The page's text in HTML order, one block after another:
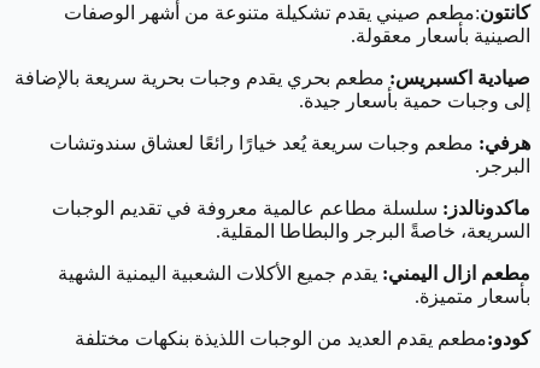
كانتون:مطعم صيني يقدم تشكيلة متنوعة من أشهر الوصفات
الصينية بأسعار معقولة.
صيادية اكسبريس: مطعم بحري يقدم وجبات بحرية سريعة بالإضافة
إلى وجبات حمية بأسعار جيدة.
هرفي: مطعم وجبات سريعة يُعد خيارًا رائعًا لعشاق سندوتشات
البرجر.
ماكدونالدز: سلسلة مطاعم عالمية معروفة في تقديم الوجبات
السريعة، خاصةً البرجر والبطاطا المقلية.
مطعم ازال اليمني: يقدم جميع الأكلات الشعبية اليمنية الشهية
بأسعار متميزة.
كودو:مطعم يقدم العديد من الوجبات اللذيذة بنكهات مختلفة